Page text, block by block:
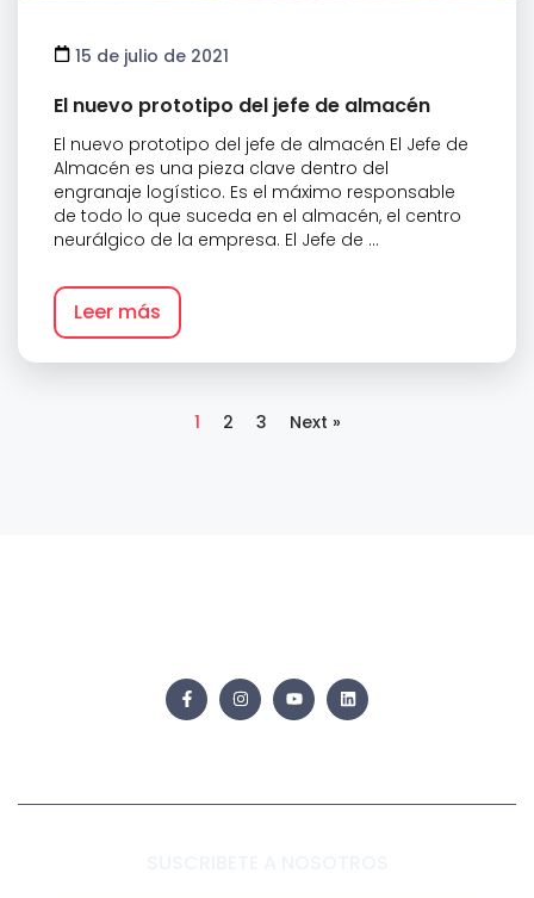
15 de julio de 2021
El nuevo prototipo del jefe de almacén
El nuevo prototipo del jefe de almacén El Jefe de
Almacén es una pieza clave dentro del
engranaje logístico. Es el máximo responsable
de todo lo que suceda en el almacén, el centro
neurálgico de la empresa. El Jefe de ...
Leer más
1 2 3 Next »